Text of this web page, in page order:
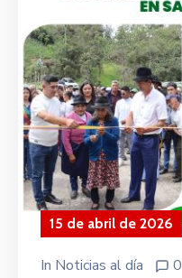
15 de abril de 2026
In Noticias al día 0